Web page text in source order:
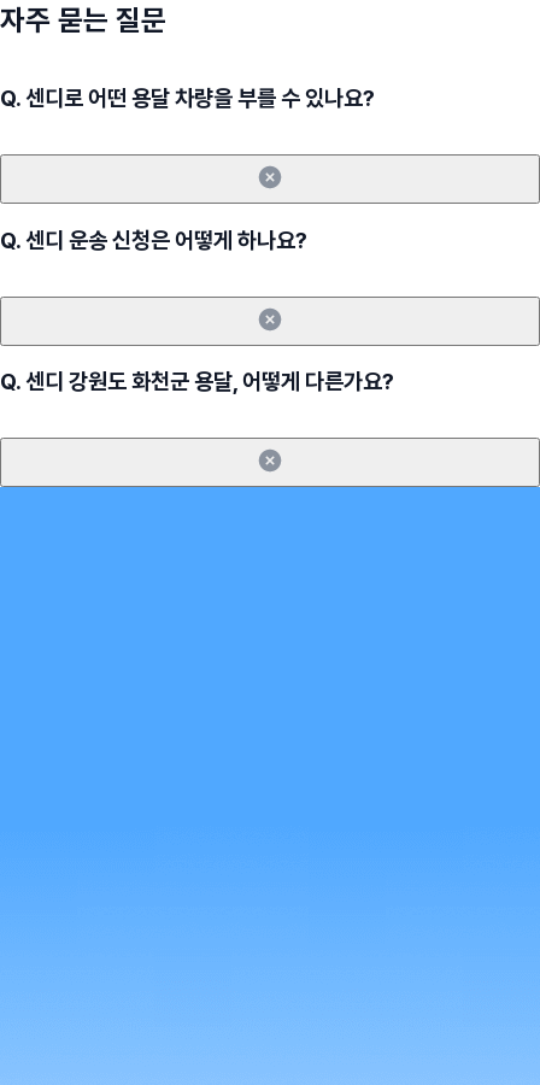
자주 묻는 질문
Q.센디로 어떤 용달 차량을 부를 수 있나요?
Q.센디 운송 신청은 어떻게 하나요?
Q.센디 강원도 화천군 용달, 어떻게 다른가요?